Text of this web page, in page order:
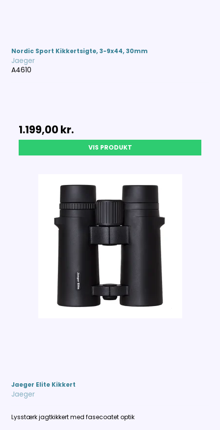
Nordic Sport Kikkertsigte, 3-9x44, 30mm
Jaeger
A4610
1.199,00 kr.
VIS PRODUKT
Jaeger Elite Kikkert
Jaeger
Lysstærk jagtkikkert med fasecoatet optik